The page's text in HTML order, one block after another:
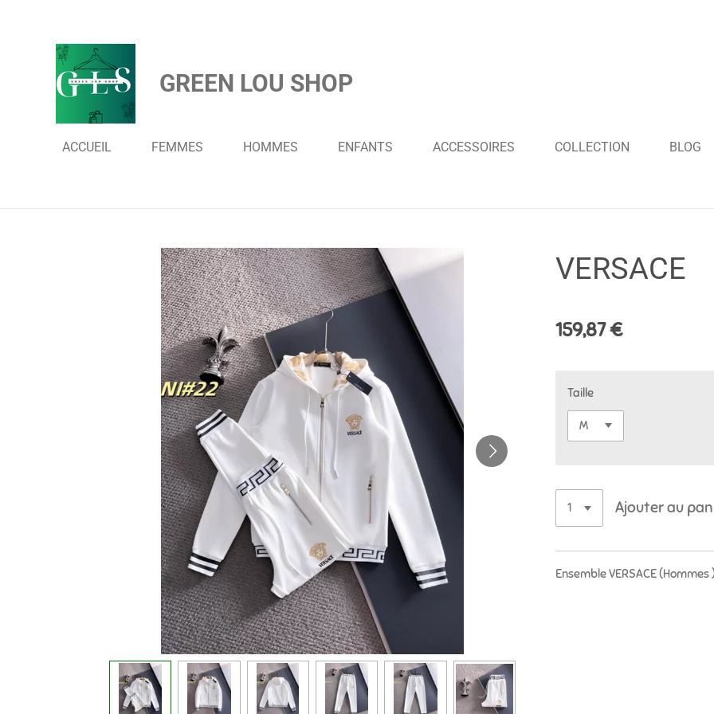
GREEN LOU SHOP
ACCUEIL FEMMES HOMMES ENFANTS ACCESSOIRES COLLECTION BLOG
VERSACE
159,87 €
Taille
Ajouter au
Ensemble VERSACE (Hommes